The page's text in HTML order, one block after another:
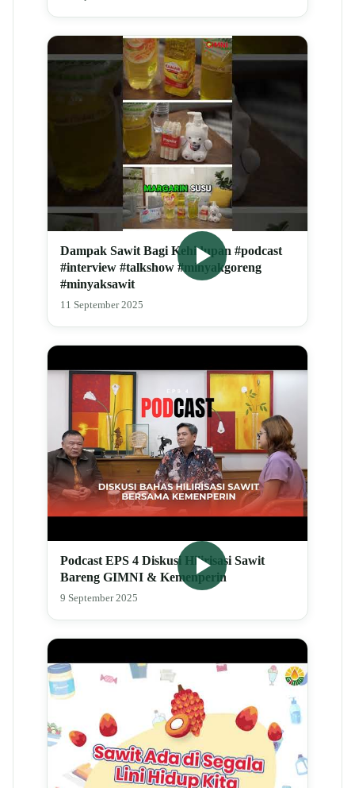
Dampak Sawit Bagi Kehidupan #podcast
#interview #talkshow #minyakgoreng
#minyaksawit
11 September 2025
Podcast EPS 4 Diskusi Hilirisasi Sawit
Bareng GIMNI & Kemenperin
9 September 2025